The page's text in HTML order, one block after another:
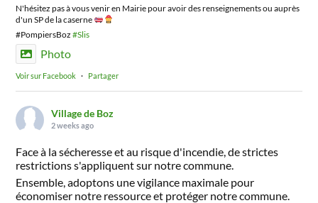
N'hésitez pas à vous venir en Mairie pour avoir des renseignements ou auprès
d'un SP de la caserne
#PompiersBoz#Slis
Photo
Voir sur Facebook · Partager
Village de Boz
2 weeks ago
Face à la sécheresse et au risque d'incendie, de strictes
restrictions s'appliquent sur notre commune.
Ensemble, adoptons une vigilance maximale pour
économiser notre ressource et protéger notre commune.